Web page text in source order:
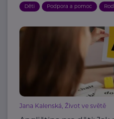
Děti Podpora a pomoc
Jana Kalenská, Život ve světě